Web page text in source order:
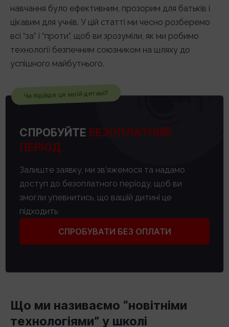
навчання було ефективним, прозорим для батьків і
цікавим для учнів. У цій статті ми чесно розберемо
всі “за” і “проти”, щоб ви зрозуміли, як ми робимо
технології безпечним союзником на шляху до
успішного майбутнього.
Чи підійде це моїй дитині?
СПРОБУЙТЕ БЕЗОПЛАТНИЙ
ПЕРІОД
Залиште заявку, ми зв’яжемося та надамо
доступ до безоплатного періоду, щоб ви
змогли упевнитись, що вашій дитині це
підходить
СПРОБУВАТИ БЕЗ ОПЛАТИ
Що ми називаємо “новітніми
технологіями” у школі